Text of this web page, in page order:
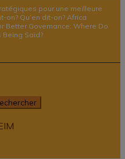
pour une meilleure
on? Qu’en dit-on? Africa
Better Governance: Where Do
Being Said?